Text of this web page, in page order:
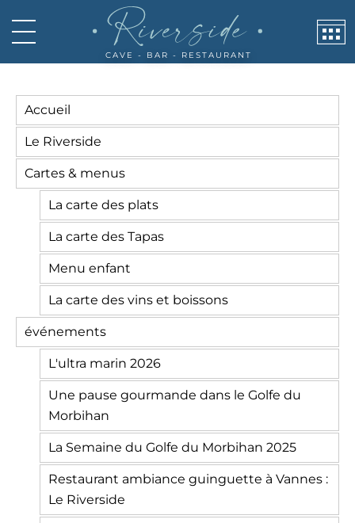
CAVE - BAR - RESTAURANT
Accueil
Le Riverside
Cartes & menus
La carte des plats
La carte des Tapas
Menu enfant
La carte des vins et boissons
événements
L'ultra marin 2026
Une pause gourmande dans le Golfe du
Morbihan
La Semaine du Golfe du Morbihan 2025
Restaurant ambiance guinguette à Vannes :
Le Riverside
Panneau de gestion des cookies